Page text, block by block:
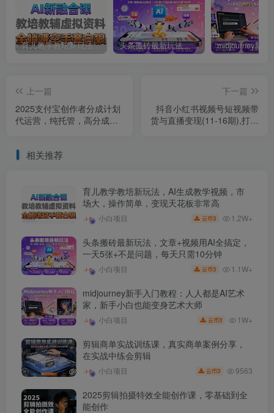
育儿教学教培新玩法，AI生成教学视频，市场大，操作简单，变现天花板非常高 头条搬砖最新玩法，文章+视频用AI全搞定，一天5张+不是问题，每天只需10分钟
上一篇
2025支付宝创作者分成计划
代运营，纯托管，高分成，
下一篇
抖音小红书视频号短视频带
货与直播变现(11-16期),打造
相关推荐
育儿教学教培新玩法，AI生成教学视频，市
场大，操作简单，变现天花板非常高
小白项目 云币3 1.2W+
头条搬砖最新玩法，文章+视频用AI全搞定，
一天5张+不是问题，每天只需10分钟
小白项目 云币3 1.1W+
midjourney新手入门教程：人人都是AI艺术
家，新手小白也能变身艺术大师
小白项目 云币3 1W+
剪辑商单实战训练课，真实商单案例分享，
在实战中练会剪辑
小白项目 云币3 9563
2025剪辑拍摄特效全能创作课，零基础到全
能创作